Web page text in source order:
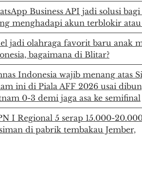
Business API jadi solusi
menghadapi akun terblokir atau
jadi olahraga favorit baru anak
bagaimana di Blitar?
Indonesia wajib menang atas
ini di Piala AFF 2026 usai
0-3 demi jaga asa ke semifinal
I Regional 5 serap 15.000-
di pabrik tembakau Jember,